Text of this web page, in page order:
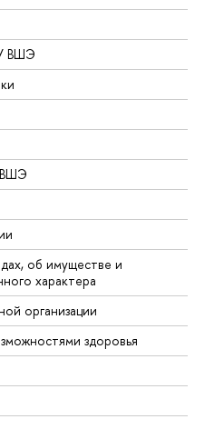
ВШЭ
ВШЭ
об имуществе и
характера
организации
здоровья